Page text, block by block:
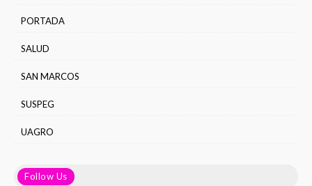
PORTADA
SALUD
SAN MARCOS
SUSPEG
UAGRO
Follow Us